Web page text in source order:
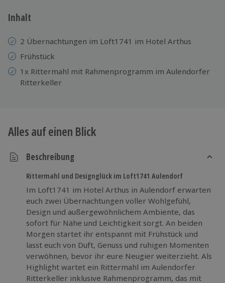
3 Jahre gültig & verlängerbar.
Inhalt
2 Übernachtungen im Loft1741 im Hotel Arthus
Frühstück
1x Rittermahl mit Rahmenprogramm im Aulendorfer
Ritterkeller
Alles auf einen Blick
Beschreibung
Rittermahl und Designglück im Loft1741 Aulendorf
Im Loft1741 im Hotel Arthus in Aulendorf erwarten
euch zwei Übernachtungen voller Wohlgefühl,
Design und außergewöhnlichem Ambiente, das
sofort für Nähe und Leichtigkeit sorgt. An beiden
Morgen startet ihr entspannt mit Frühstück und
lasst euch von Duft, Genuss und ruhigen Momenten
verwöhnen, bevor ihr eure Neugier weiterzieht. Als
Highlight wartet ein Rittermahl im Aulendorfer
Ritterkeller inklusive Rahmenprogramm, das mit